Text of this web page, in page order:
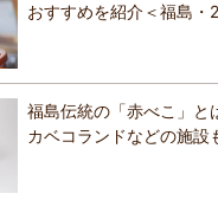
おすすめを紹介＜福島・
福島伝統の「赤べこ」と
カベコランドなどの施設